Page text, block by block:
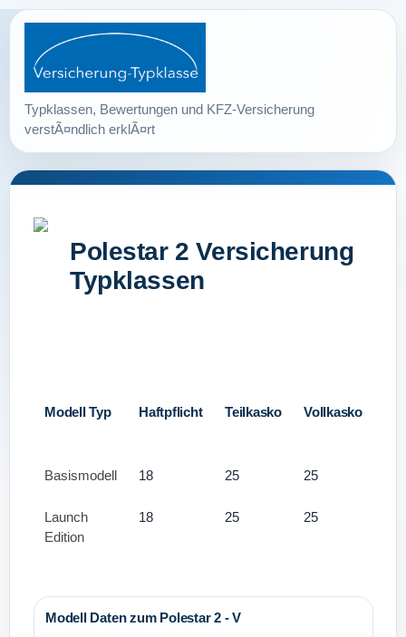
Polestar 2 Versicherung
Typklassen
Modell Typ Haftpflicht Teilkasko Vollkasko
Basismodell 18 25 25
Launch
Edition
18 25 25
Modell Daten zum Polestar 2 - V